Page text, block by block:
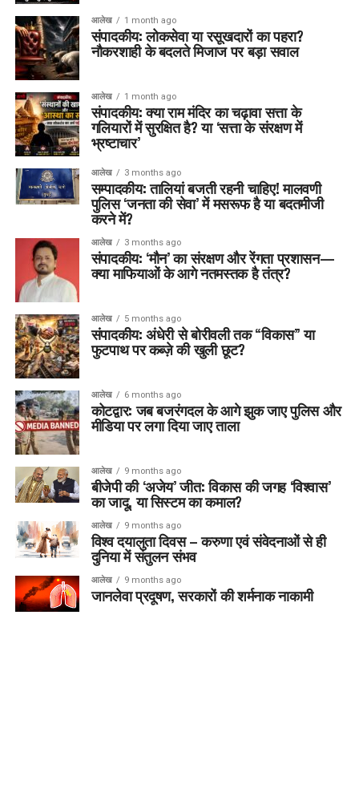
आलेख 1 month ago
संपादकीय: लोकसेवा या रसूखदारों का पहरा?
नौकरशाही के बदलते मिजाज पर बड़ा सवाल
आलेख 1 month ago
संपादकीय: क्या राम मंदिर का चढ़ावा सत्ता के
गलियारों में सुरक्षित है? या ‘सत्ता के संरक्षण में
भ्रष्टाचार’
आलेख 3 months ago
सम्पादकीय: तालियां बजती रहनी चाहिए! मालवणी
पुलिस ‘जनता की सेवा’ में मसरूफ है या बदतमीजी
करने में?
आलेख 3 months ago
संपादकीय: ‘मौन’ का संरक्षण और रेंगता प्रशासन—
क्या माफियाओं के आगे नतमस्तक है तंत्र?
आलेख 5 months ago
संपादकीय: अंधेरी से बोरीवली तक “विकास” या
फुटपाथ पर कब्ज़े की खुली छूट?
आलेख 6 months ago
कोटद्वार: जब बजरंगदल के आगे झुक जाए पुलिस और
मीडिया पर लगा दिया जाए ताला
आलेख 9 months ago
बीजेपी की ‘अजेय’ जीत: विकास की जगह ‘विश्वास’
का जादू, या सिस्टम का कमाल?
आलेख 9 months ago
विश्व दयालुता दिवस – करुणा एवं संवेदनाओं से ही
दुनिया में संतुलन संभव
आलेख 9 months ago
जानलेवा प्रदूषण, सरकारों की शर्मनाक नाकामी